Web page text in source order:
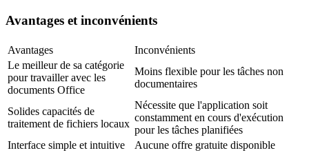
Avantages et inconvénients
Avantages
Inconvénients
Le meilleur de sa catégorie
pour travailler avec les
documents Office
Moins flexible pour les tâches non
documentaires
Solides capacités de
traitement de fichiers locaux
Nécessite que l'application soit
constamment en cours d'exécution
pour les tâches planifiées
Interface simple et intuitive
Aucune offre gratuite disponible